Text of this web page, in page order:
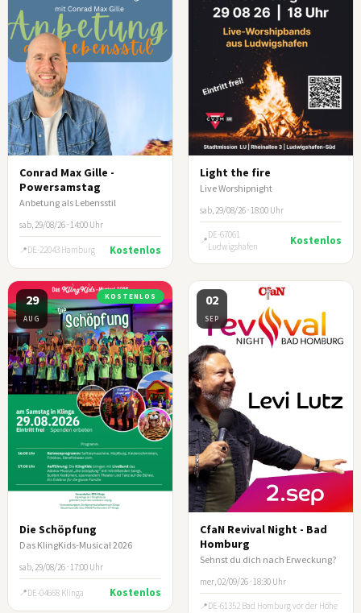
Conrad Max Gille -
Powersamstag
Anbetung als Lebensstil
sab, 29/08/26 · 14:00 Uhr
DE-22043 Hamburg Kostenlos
Light the fire
Live Worshipnight
sab, 29/08/26 · 18:00 Uhr
DE-67061
Ludwigshafen
Kostenlos
29
AUG
KOSTENLOS
Die Schöpfung
Das KlingKids-Musical 2026
sab, 29/08/26 · 17:00 Uhr
DE-04668 Klinga Kostenlos
02
SEP
CfaN Revival Night - Bad
Homburg
Sehnst du dich nach Erweckung?
mer, 02/09/26 · 18:30 Uhr
DE-61352 Bad Homburg vor der Höhe